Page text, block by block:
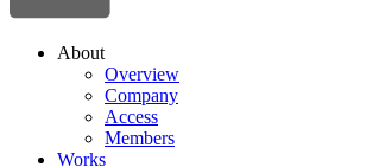
About
Overview
Company
Access
Members
Works